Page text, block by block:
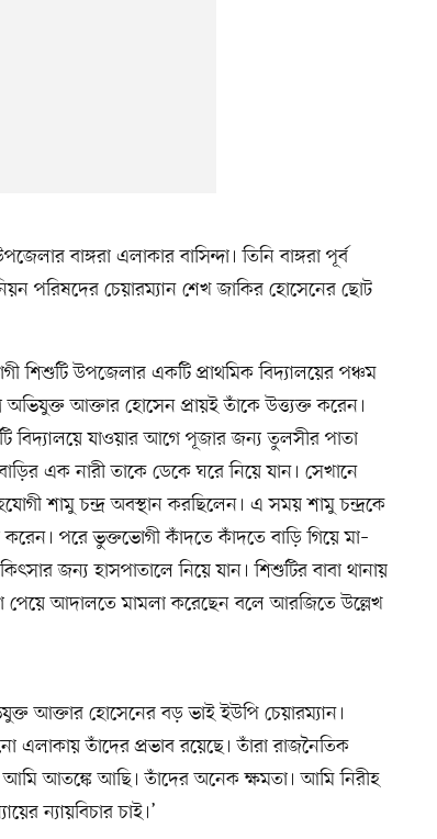
বাঙ্গরা এলাকার বাসিন্দা। তিনি বাঙ্গরা পূর্ব
পরিষদের চেয়ারম্যান শেখ জাকির হোসেনের ছোট
শিশুটি উপজেলার একটি প্রাথমিক বিদ্যালয়ের পঞ্চম
অভিযুক্ত আক্তার হোসেন প্রায়ই তাঁকে উত্ত্যক্ত করেন।
বিদ্যালয়ে যাওয়ার আগে পূজার জন্য তুলসীর পাতা
এক নারী তাকে ডেকে ঘরে নিয়ে যান। সেখানে
শামু চন্দ্র অবস্থান করছিলেন। এ সময় শামু চন্দ্রকে
পরে ভুক্তভোগী কাঁদতে কাঁদতে বাড়ি গিয়ে মা–
জন্য হাসপাতালে নিয়ে যান। শিশুটির বাবা থানায়
পেয়ে আদালতে মামলা করেছেন বলে আরজিতে উল্লেখ
আক্তার হোসেনের বড় ভাই ইউপি চেয়ারম্যান।
তাঁদের প্রভাব রয়েছে। তাঁরা রাজনৈতিক
আমি আতঙ্কে আছি। তাঁদের অনেক ক্ষমতা। আমি নিরীহ
ন্যায়বিচার চাই।’